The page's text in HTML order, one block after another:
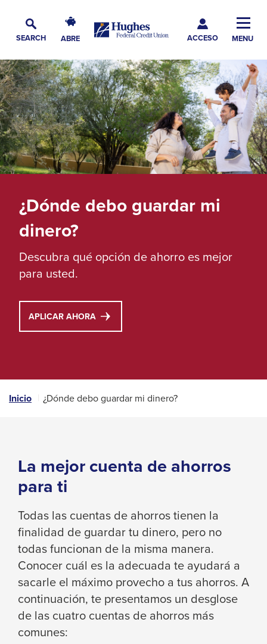
Navigation
Main
Content
Footer
SEARCH
búsqueda
ABRE
Federal
Union
ACCESO
Main
MENU
The
site
navigation
utilizes
arrow,
enter,
escape,
space
bar
key
commands.
Left
and
right
arrows
move
level
links
close
menus
sub
levels.
Up
and
Down
arrows
will
open
¿Dónde debo guardar mi
dinero?
Descubra qué opción de ahorro es mejor
para usted.
APLICAR AHORA
LINK
Inicio ¿Dónde debo guardar mi dinero?
La mejor cuenta de ahorros
para ti
Todas las cuentas de ahorros tienen la
finalidad de guardar tu dinero, pero no
todas funcionan de la misma manera.
Conocer cuál es la adecuada te ayudará a
sacarle el máximo provecho a tus ahorros. A
continuación, te presentamos un desglose
de las cuatro cuentas de ahorros más
comunes: